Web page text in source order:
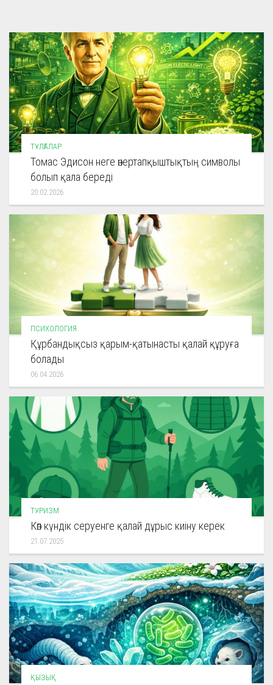
ТҰЛҒАЛАР
Томас Эдисон неге өнертапқыштықтың символы
болып қала береді
20.02.2026
ПСИХОЛОГИЯ
Құрбандықсыз қарым-қатынасты қалай құруға
болады
06.04.2026
ТУРИЗМ
Көп күндік серуенге қалай дұрыс киіну керек
21.07.2025
ҚЫЗЫҚ